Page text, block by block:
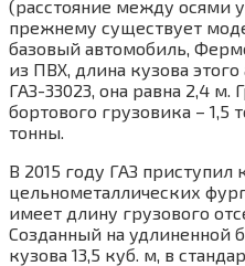
(расстояние между осями
прежнему существует
базовый автомобиль,
из ПВХ, длина кузова
ГАЗ-33023, она равна 2,4 м.
бортового грузовика –
тонны.
В 2015 году ГАЗ
цельнометаллических
имеет длину грузового
Созданный на удлиненной
кузова 13,5 куб. м, в